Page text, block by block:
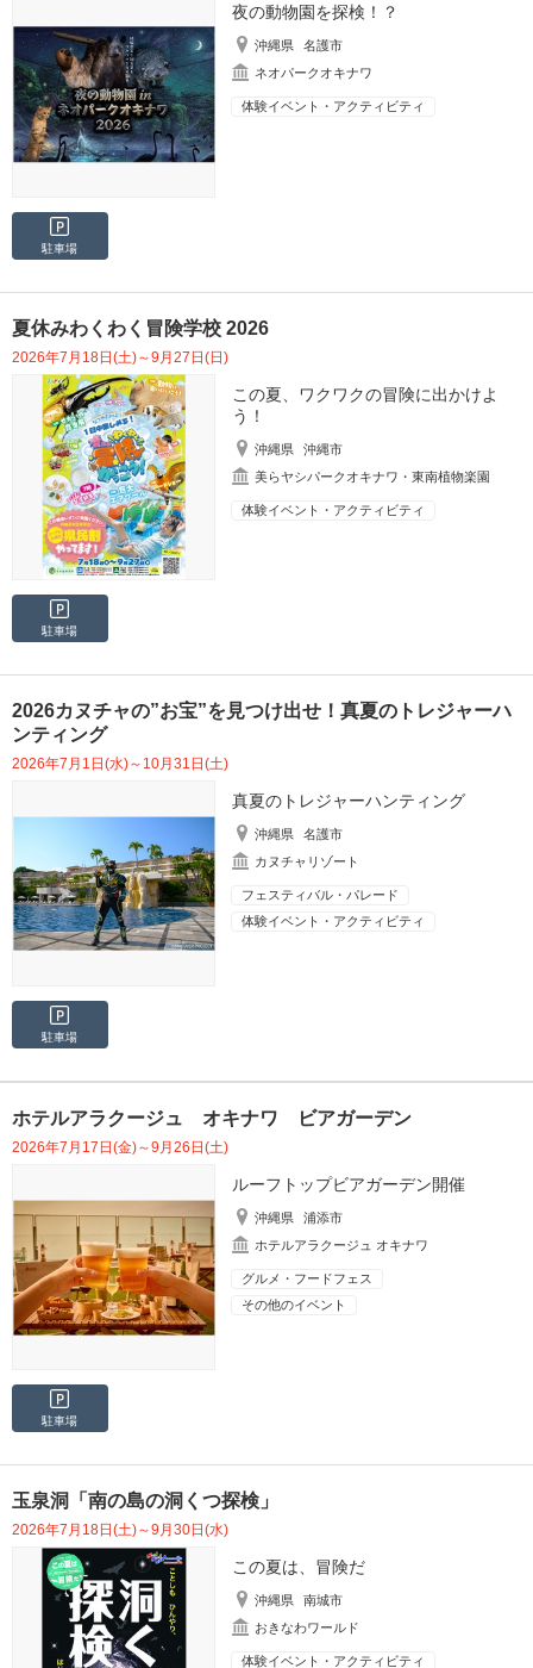
夜の動物園を探検！？
沖縄県
名護市
ネオパークオキナワ
体験イベント・アクティビティ
駐車場
夏休みわくわく冒険学校 2026
2026年7月18日(土)～9月27日(日)
この夏、ワクワクの冒険に出かけよ
う！
沖縄県
沖縄市
美らヤシパークオキナワ・東南植物楽園
体験イベント・アクティビティ
駐車場
2026カヌチャの”お宝”を見つけ出せ！真夏のトレジャーハ
ンティング
2026年7月1日(水)～10月31日(土)
真夏のトレジャーハンティング
沖縄県
名護市
カヌチャリゾート
フェスティバル・パレード
体験イベント・アクティビティ
駐車場
ホテルアラクージュ オキナワ ビアガーデン
2026年7月17日(金)～9月26日(土)
ルーフトップビアガーデン開催
沖縄県
浦添市
ホテルアラクージュ オキナワ
グルメ・フードフェス
その他のイベント
駐車場
玉泉洞「南の島の洞くつ探検」
2026年7月18日(土)～9月30日(水)
この夏は、冒険だ
沖縄県
南城市
おきなわワールド
体験イベント・アクティビティ